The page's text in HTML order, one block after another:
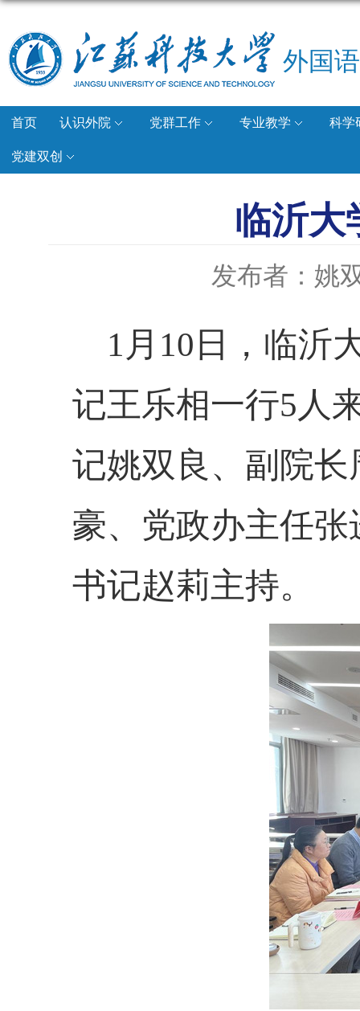
外国
首页 认识外院 党群工作 专业教学 科学
党建双创
临沂大
发布者：姚
1月10日，临沂
记王乐相一行5人
记姚双良、副院
豪、党政办主任
书记赵莉主持。